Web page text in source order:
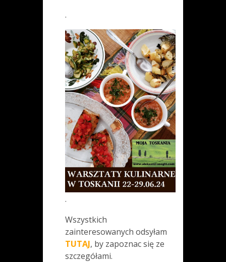
.
.
Wszystkich
zainteresowanych odsyłam
TUTAJ, by zapoznac się ze
szczegółami.